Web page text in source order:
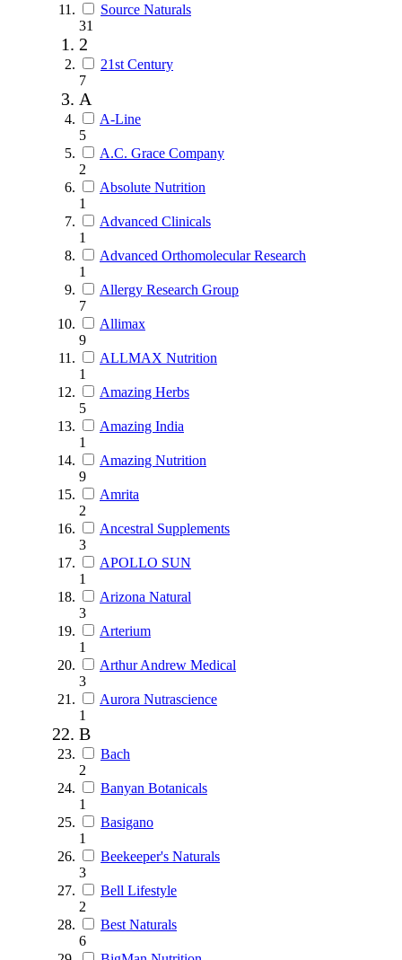
Source Naturals
31
2
21st Century
7
A
A-Line
5
A.C. Grace Company
2
Absolute Nutrition
1
Advanced Clinicals
1
Advanced Orthomolecular Research
1
Allergy Research Group
7
Allimax
9
ALLMAX Nutrition
1
Amazing Herbs
5
Amazing India
1
Amazing Nutrition
9
Amrita
2
Ancestral Supplements
3
APOLLO SUN
1
Arizona Natural
3
Arterium
1
Arthur Andrew Medical
3
Aurora Nutrascience
1
B
Bach
2
Banyan Botanicals
1
Basigano
1
Beekeeper's Naturals
3
Bell Lifestyle
2
Best Naturals
6